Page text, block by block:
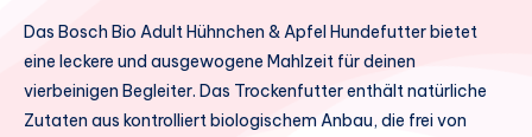
Das Bosch Bio Adult Hühnchen & Apfel Hundefutter bietet
eine leckere und ausgewogene Mahlzeit für deinen
vierbeinigen Begleiter. Das Trockenfutter enthält natürliche
Zutaten aus kontrolliert biologischem Anbau, die frei von